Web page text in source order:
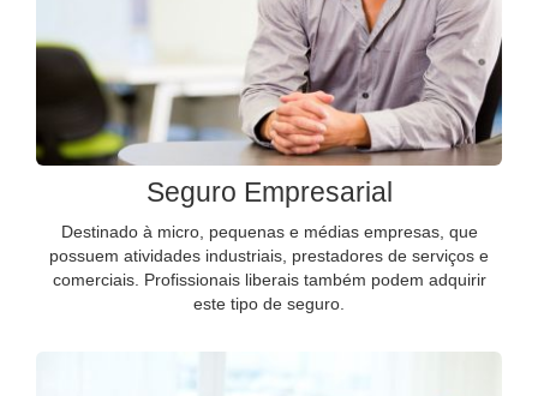
Seguro Empresarial
Destinado à micro, pequenas e médias empresas, que
possuem atividades industriais, prestadores de serviços e
comerciais. Profissionais liberais também podem adquirir
este tipo de seguro.